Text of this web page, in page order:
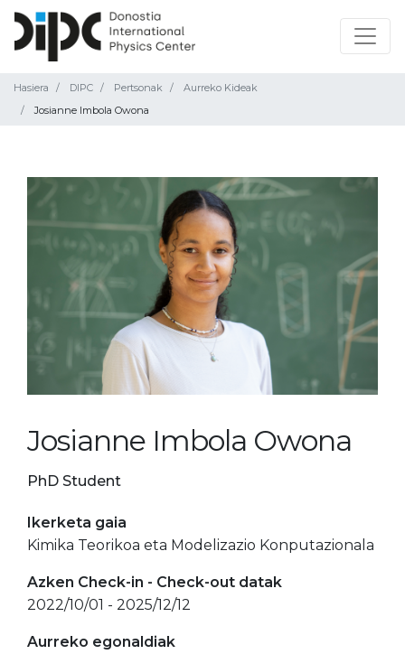
Hasiera DIPC Pertsonak
Aurreko Kideak
Josianne Imbola Owona
Josianne Imbola Owona
PhD Student
Ikerketa gaia
Kimika Teorikoa eta Modelizazio Konputazionala
Azken Check-in - Check-out datak
2022/10/01 - 2025/12/12
Aurreko egonaldiak